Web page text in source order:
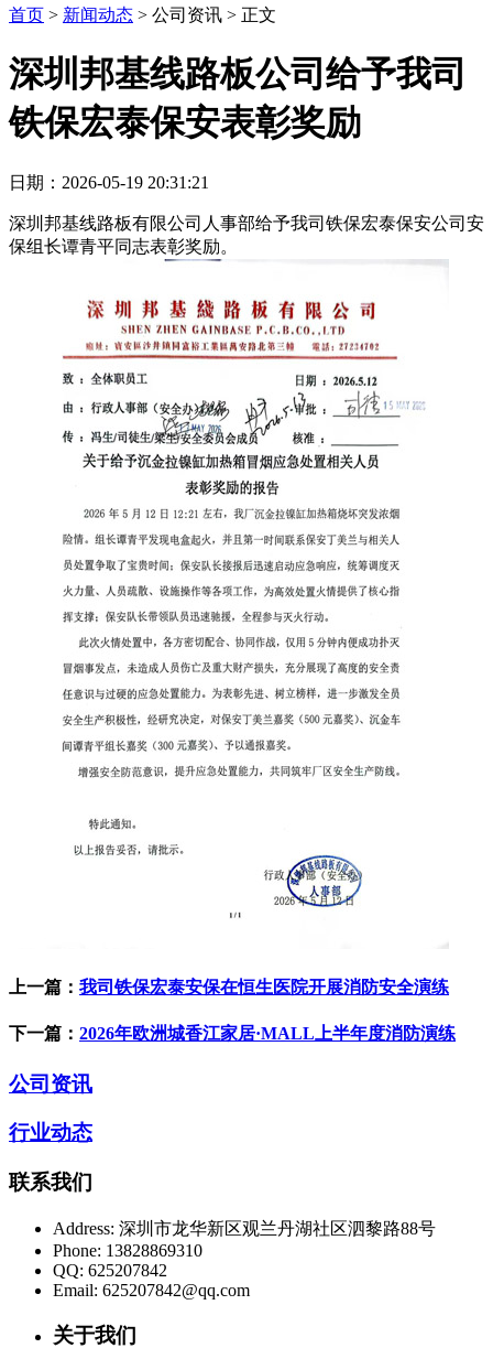
首页 > 新闻动态 > 公司资讯 > 正文
深圳邦基线路板公司给予我司
铁保宏泰保安表彰奖励
日期：2026-05-19 20:31:21
深圳邦基线路板有限公司人事部给予我司铁保宏泰保安公司安
保组长谭青平同志表彰奖励。
上一篇： 我司铁保宏泰安保在恒生医院开展消防安全演练
下一篇： 2026年欧洲城香江家居·MALL上半年度消防演练
公司资讯
行业动态
联系我们
Address: 深圳市龙华新区观兰丹湖社区泗黎路88号
Phone: 13828869310
QQ: 625207842
Email: 625207842@qq.com
关于我们